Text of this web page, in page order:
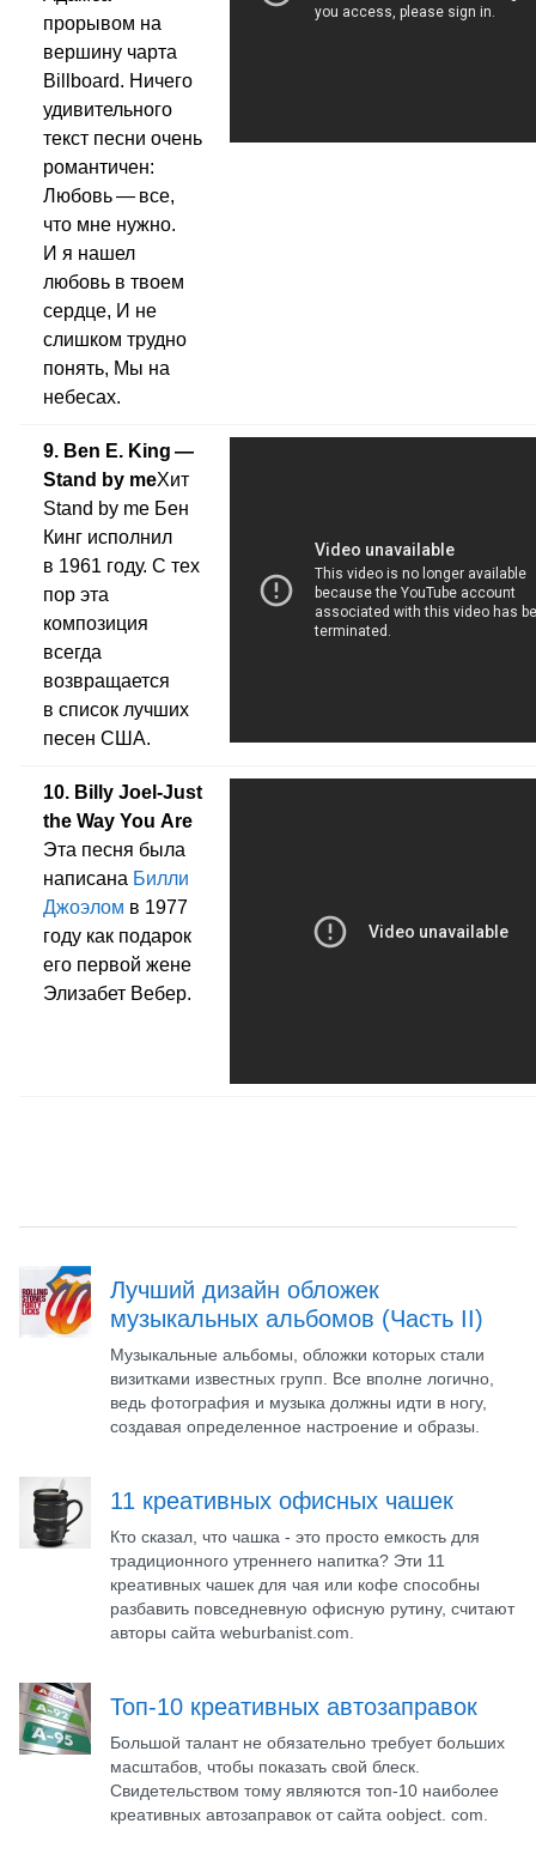
прорывом на
вершину чарта
Billboard. Ничего
удивительного
текст песни очень
романтичен:
Любовь — все,
что мне нужно.
И я нашел
любовь в твоем
сердце, И не
слишком трудно
понять, Мы на
небесах.
9. Ben E. King —
Stand by meХит
Stand by me Бен
Кинг исполнил
в 1961 году. С тех
пор эта
композиция
всегда
возвращается
в список лучших
песен США.
10. Billy Joel-Just
the Way You Are
Эта песня была
написана Билли
Джоэлом в 1977
году как подарок
его первой жене
Элизабет Вебер.
Лучший дизайн обложек
музыкальных альбомов (Часть II)
Музыкальные альбомы, обложки которых стали
визитками известных групп. Все вполне логично,
ведь фотография и музыка должны идти в ногу,
создавая определенное настроение и образы.
11 креативных офисных чашек
Кто сказал, что чашка - это просто емкость для
традиционного утреннего напитка? Эти 11
креативных чашек для чая или кофе способны
разбавить повседневную офисную рутину, считают
авторы сайта weburbanist.com.
Топ-10 креативных автозаправок
Большой талант не обязательно требует больших
масштабов, чтобы показать свой блеск.
Свидетельством тому являются топ-10 наиболее
креативных автозаправок от сайта oobject. com.